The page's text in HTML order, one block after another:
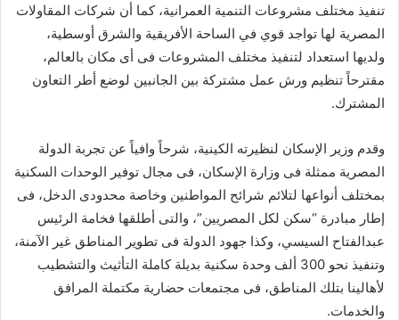
تنفيذ مختلف مشروعات التنمية العمرانية، كما أن شركات المقاولات
المصرية لها تواجد قوي في الساحة الأفريقية والشرق أوسطية،
ولديها استعداد لتنفيذ مختلف المشروعات فى أى مكان بالعالم،
مقترحاً تنظيم ورش عمل مشتركة بين الجانبين لوضع أطر التعاون
المشترك.
وقدم وزير الإسكان لنظيرته الكينية، شرحاً وافياً عن تجربة الدولة
المصرية ممثلة فى وزارة الإسكان، فى مجال توفير الوحدات السكنية
بمختلف أنواعها لتلائم شرائح المواطنين وخاصة محدودى الدخل، فى
إطار مبادرة “سكن لكل المصريين”، والتى أطلقها فخامة الرئيس
عبدالفتاح السيسي، وكذا جهود الدولة فى تطوير المناطق غير الآمنة،
وتنفيذ نحو 300 ألف وحدة سكنية بديلة كاملة التأثيث والتشطيب
لأهالينا بتلك المناطق، فى مجتمعات حضارية مكتملة المرافق
والخدمات.